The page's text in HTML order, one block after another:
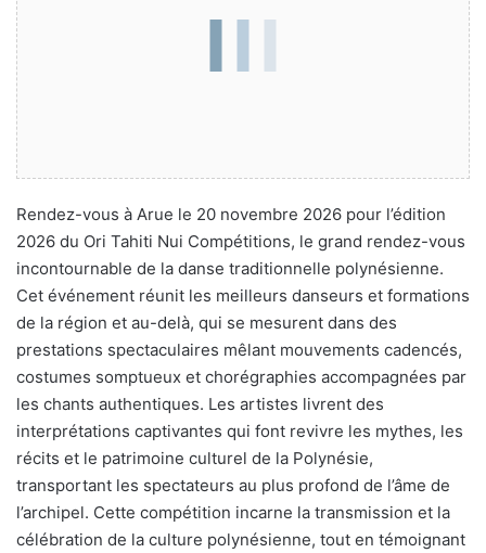
Rendez-vous à Arue le 20 novembre 2026 pour l’édition
2026 du Ori Tahiti Nui Compétitions, le grand rendez-vous
incontournable de la danse traditionnelle polynésienne.
Cet événement réunit les meilleurs danseurs et formations
de la région et au-delà, qui se mesurent dans des
prestations spectaculaires mêlant mouvements cadencés,
costumes somptueux et chorégraphies accompagnées par
les chants authentiques. Les artistes livrent des
interprétations captivantes qui font revivre les mythes, les
récits et le patrimoine culturel de la Polynésie,
transportant les spectateurs au plus profond de l’âme de
l’archipel. Cette compétition incarne la transmission et la
célébration de la culture polynésienne, tout en témoignant